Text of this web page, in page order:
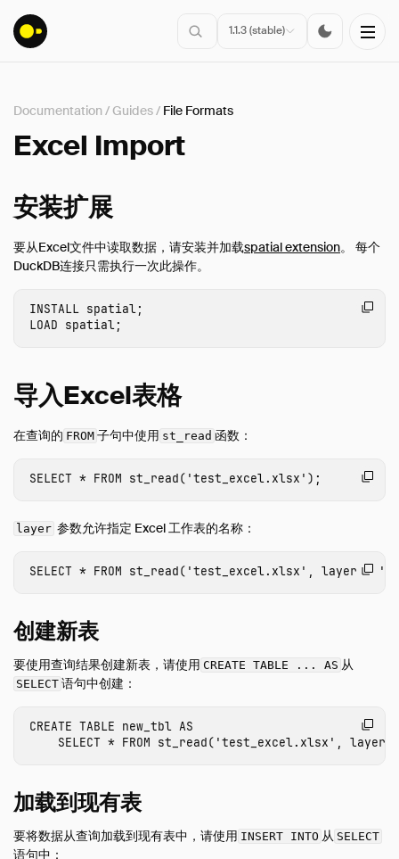
1.1.3 (stable)
安装
连接
客户端API
配置
扩展
概述
数据库集成
CSV 导入
直接读取文件
Excel 导出
JSON 导入
JSON 导出
Parquet 导出
网络和云存储
ODBC
Documentation/ Guides/ File Formats
Excel Import
安装扩展
要从Excel文件中读取数据，请安装并加载spatial extension。 每个
DuckDB连接只需执行一次此操作。
INSTALL spatial;
LOAD spatial;
导入Excel表格
在查询的 FROM 子句中使用 st_read 函数：
SELECT * FROM st_read( 'test_excel.xlsx' );
layer 参数允许指定 Excel 工作表的名称：
SELECT * FROM st_read( 'test_excel.xlsx' , layer =
创建新表
要使用查询结果创建新表，请使用 CREATE TABLE ... AS 从
SELECT 语句中创建：
CREATE TABLE new_tbl AS
SELECT * FROM st_read( 'test_excel.xlsx' , layer
加载到现有表
要将数据从查询加载到现有表中，请使用 INSERT INTO 从 SELECT
语句中：